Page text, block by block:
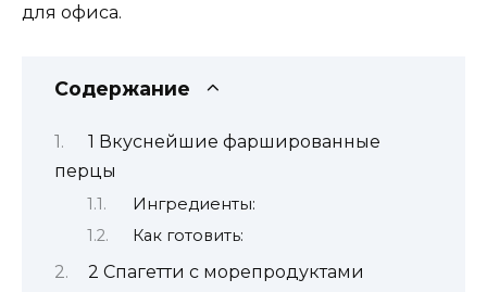
для офиса.
Содержание
1 Вкуснейшие фаршированные
перцы
Ингредиенты:
Как готовить:
2 Спагетти с морепродуктами